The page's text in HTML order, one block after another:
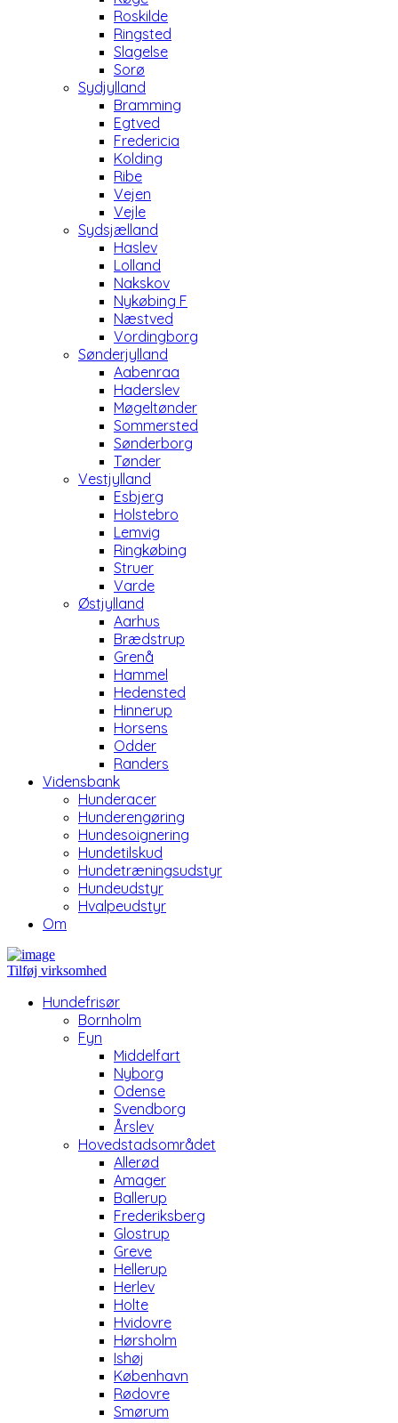
Roskilde
Ringsted
Slagelse
Sorø
Sydjylland
Bramming
Egtved
Fredericia
Kolding
Ribe
Vejen
Vejle
Sydsjælland
Haslev
Lolland
Nakskov
Nykøbing F
Næstved
Vordingborg
Sønderjylland
Aabenraa
Haderslev
Møgeltønder
Sommersted
Sønderborg
Tønder
Vestjylland
Esbjerg
Holstebro
Lemvig
Ringkøbing
Struer
Varde
Østjylland
Aarhus
Brædstrup
Grenå
Hammel
Hedensted
Hinnerup
Horsens
Odder
Randers
Vidensbank
Hunderacer
Hunderengøring
Hundesoignering
Hundetilskud
Hundetræningsudstyr
Hundeudstyr
Hvalpeudstyr
Om
Tilføj virksomhed
Hundefrisør
Bornholm
Fyn
Middelfart
Nyborg
Odense
Svendborg
Årslev
Hovedstadsområdet
Allerød
Amager
Ballerup
Frederiksberg
Glostrup
Greve
Hellerup
Herlev
Holte
Hvidovre
Hørsholm
Ishøj
København
Rødovre
Smørum